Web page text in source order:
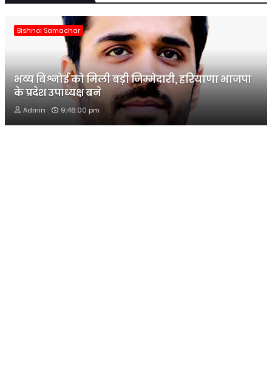
Bishnoi Samachar
भव्य बिश्नोई को मिली बड़ी जिम्मेदारी, हरियाणा भाजपा
के प्रदेश उपाध्यक्ष बने
Admin 9:46:00 pm